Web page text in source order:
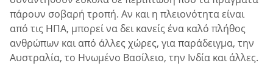
πάρουν σοβαρή τροπή. Αν και η πλειονότητα είναι
από τις ΗΠΑ, μπορεί να δει κανείς ένα καλό πλήθος
ανθρώπων και από άλλες χώρες, για παράδειγμα, την
Αυστραλία, το Ηνωμένο Βασίλειο, την Ινδία και άλλες.